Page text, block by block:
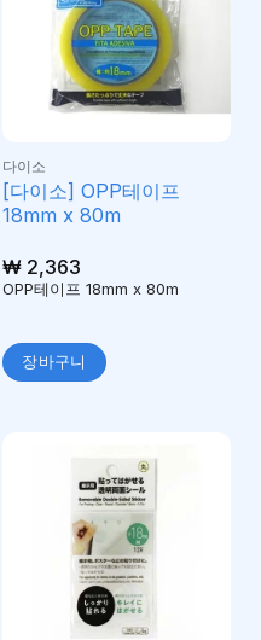
다이소
[다이소] OPP테이프
18mm x 80m
₩2,363
OPP테이프 18mm x 80m
장바구니